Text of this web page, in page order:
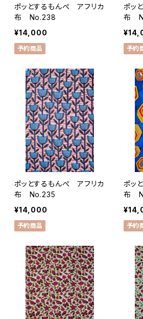
ポッとするもんぺ アフリカ
布 No.238
¥14,000
予約商品
ポッ
布
予約
ポッとするもんぺ アフリカ
布 No.235
¥14,000
予約商品
ポッ
布
予約